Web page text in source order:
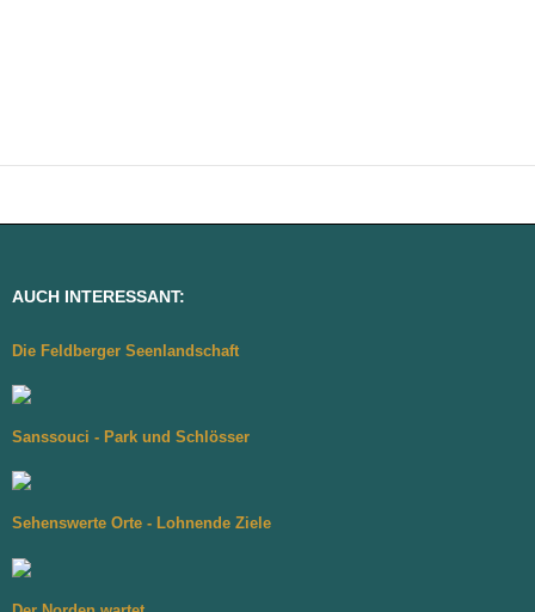
AUCH INTERESSANT:
Die Feldberger Seenlandschaft
Sanssouci - Park und Schlösser
Sehenswerte Orte - Lohnende Ziele